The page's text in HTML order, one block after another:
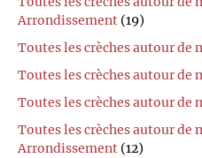
Arrondissement (19)
Toutes les crèches autour
Toutes les crèches autour
Toutes les crèches autour de
Toutes les crèches autour de
Arrondissement (12)